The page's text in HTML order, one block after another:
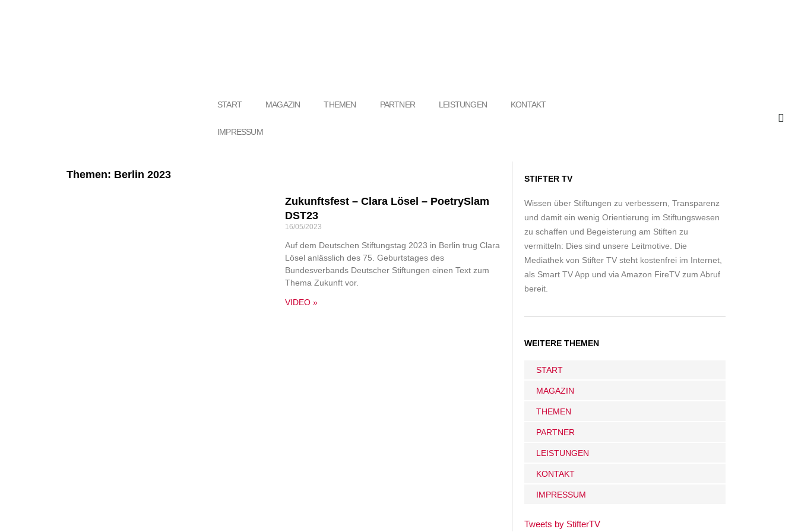
START MAGAZIN THEMEN PARTNER LEISTUNGEN KONTAKT
IMPRESSUM
Themen: Berlin 2023
Zukunftsfest – Clara Lösel – PoetrySlam
DST23
16/05/2023
Auf dem Deutschen Stiftungstag 2023 in Berlin trug Clara
Lösel anlässlich des 75. Geburtstages des
Bundesverbands Deutscher Stiftungen einen Text zum
Thema Zukunft vor.
VIDEO »
STIFTER TV
Wissen über Stiftungen zu verbessern, Transparenz
und damit ein wenig Orientierung im Stiftungswesen
zu schaffen und Begeisterung am Stiften zu
vermitteln: Dies sind unsere Leitmotive. Die
Mediathek von Stifter TV steht kostenfrei im Internet,
als Smart TV App und via Amazon FireTV zum Abruf
bereit.
WEITERE THEMEN
START
MAGAZIN
THEMEN
PARTNER
LEISTUNGEN
KONTAKT
IMPRESSUM
Tweets by StifterTV